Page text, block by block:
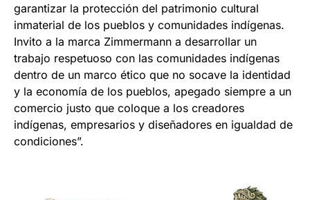
garantizar la protección del patrimonio cultural
inmaterial de los pueblos y comunidades indígenas.
Invito a la marca Zimmermann a desarrollar un
trabajo respetuoso con las comunidades indígenas
dentro de un marco ético que no socave la identidad
y la economía de los pueblos, apegado siempre a un
comercio justo que coloque a los creadores
indígenas, empresarios y diseñadores en igualdad de
condiciones”.